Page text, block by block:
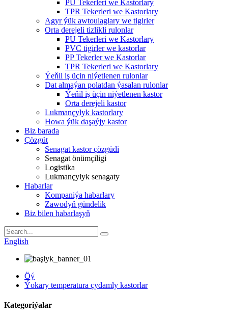
PU Tekerleri we Kastorlary
TPR Tekerleri we Kastorlary
Agyr ýük awtoulaglary we tigirler
Orta derejeli tizlikli rulonlar
PU Tekerleri we Kastorlary
PVC tigirler we kastorlar
PP Tekerler we Kastorlar
TPR Tekerleri we Kastorlary
Ýeňil iş üçin niýetlenen rulonlar
Dat almaýan polatdan ýasalan rulonlar
Ýeňil iş üçin niýetlenen kastor
Orta derejeli kastor
Lukmançylyk kastorlary
Howa ýük daşaýjy kastor
Biz barada
Çözgüt
Senagat kastor çözgüdi
Senagat önümçiligi
Logistika
Lukmançylyk senagaty
Habarlar
Kompaniýa habarlary
Zawodyň gündelik
Biz bilen habarlaşyň
English
Öý
Ýokary temperatura çydamly kastorlar
Kategoriýalar